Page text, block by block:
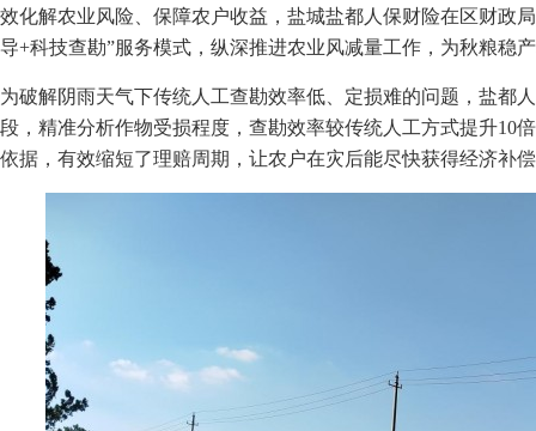
效化解农业风险、保障农户收益，盐城盐都人保财险在区财政
导+科技查勘”服务模式，纵深推进农业风减量工作，为秋粮稳
为破解阴雨天气下传统人工查勘效率低、定损难的问题， 盐都
段，精准分析作物受损程度，查勘效率较传统人工方式提升10
依据，有效缩短了理赔周期，让农户在灾后能尽快获得经济补